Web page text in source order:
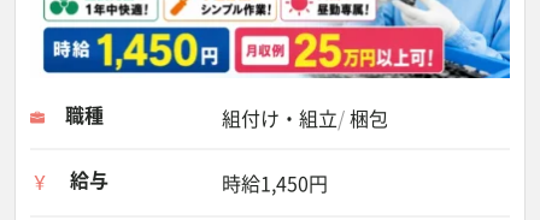
職種 組付け・組立 梱包
給与 時給1,450円